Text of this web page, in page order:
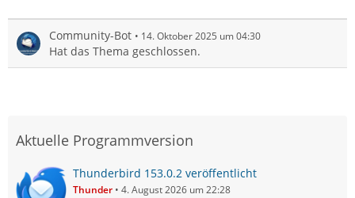
Community-Bot 14. Oktober 2025 um 04:30
Hat das Thema geschlossen.
Aktuelle Programmversion
Thunderbird 153.0.2 veröffentlicht
Thunder 4. August 2026 um 22:28